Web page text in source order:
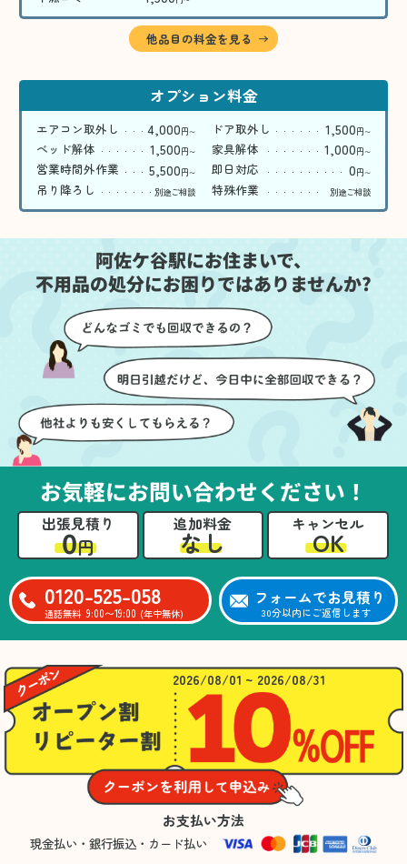
他品目の料金を見る
オプション料金
エアコン取外し 4,000円〜 ドア取外し 1,500円〜
ベッド解体 1,500円〜 家具解体 1,000円〜
営業時間外作業 5,500円〜 即日対応 0円〜
吊り降ろし 別途ご相談 特殊作業 別途ご相談
阿佐ケ谷駅にお住まいで、
不用品の処分にお困りではありませんか?
お気軽にお問い合わせください！
出張見積り
0円
追加料金
なし
キャンセル
OK
0120-525-058
通話無料 9:00〜19:00 (年中無休)
フォームでお見積り
30分以内にご返信します
2026/08/01 ~ 2026/08/31
お支払い方法
現金払い・銀行振込・カード払い